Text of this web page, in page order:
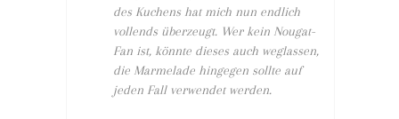
des Kuchens hat mich nun endlich
vollends überzeugt. Wer kein Nougat-
Fan ist, könnte dieses auch weglassen,
die Marmelade hingegen sollte auf
jeden Fall verwendet werden.